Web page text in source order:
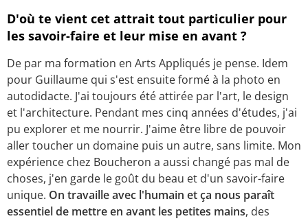
D'où te vient cet attrait tout particulier pour
les savoir-faire et leur mise en avant ?
De par ma formation en Arts Appliqués je pense. Idem
pour Guillaume qui s'est ensuite formé à la photo en
autodidacte. J'ai toujours été attirée par l'art, le design
et l'architecture. Pendant mes cinq années d'études, j'ai
pu explorer et me nourrir. J'aime être libre de pouvoir
aller toucher un domaine puis un autre, sans limite. Mon
expérience chez Boucheron a aussi changé pas mal de
choses, j'en garde le goût du beau et d'un savoir-faire
unique. On travaille avec l'humain et ça nous paraît
essentiel de mettre en avant les petites mains, des